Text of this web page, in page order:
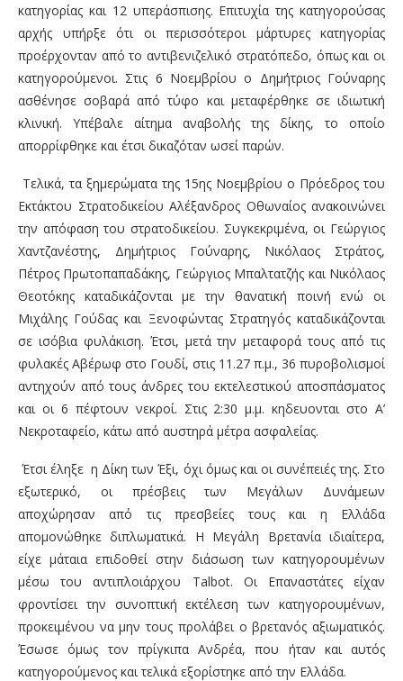
κατηγορίας και 12 υπεράσπισης. Επιτυχία της κατηγορούσας
αρχής υπήρξε ότι οι περισσότεροι μάρτυρες κατηγορίας
προέρχονταν από το αντιβενιζελικό στρατόπεδο, όπως και οι
κατηγορούμενοι. Στις 6 Νοεμβρίου ο Δημήτριος Γούναρης
ασθένησε σοβαρά από τύφο και μεταφέρθηκε σε ιδιωτική
κλινική. Υπέβαλε αίτημα αναβολής της δίκης, το οποίο
απορρίφθηκε και έτσι δικαζόταν ωσεί παρών.
Τελικά, τα ξημερώματα της 15ης Νοεμβρίου ο Πρόεδρος του
Εκτάκτου Στρατοδικείου Αλέξανδρος Οθωναίος ανακοινώνει
την απόφαση του στρατοδικείου. Συγκεκριμένα, οι Γεώργιος
Χαντζανέστης, Δημήτριος Γούναρης, Νικόλαος Στράτος,
Πέτρος Πρωτοπαπαδάκης, Γεώργιος Μπαλτατζής και Νικόλαος
Θεοτόκης καταδικάζονται με την θανατική ποινή ενώ οι
Μιχάλης Γούδας και Ξενοφώντας Στρατηγός καταδικάζονται
σε ισόβια φυλάκιση. Έτσι, μετά την μεταφορά τους από τις
φυλακές Αβέρωφ στο Γουδί, στις 11.27 π.μ., 36 πυροβολισμοί
αντηχούν από τους άνδρες του εκτελεστικού αποσπάσματος
και οι 6 πέφτουν νεκροί. Στις 2:30 μ.μ. κηδευονται στο Α’
Νεκροταφείο, κάτω από αυστηρά μέτρα ασφαλείας.
Έτσι έληξε η Δίκη των Έξι, όχι όμως και οι συνέπειές της. Στο
εξωτερικό, οι πρέσβεις των Μεγάλων Δυνάμεων
αποχώρησαν από τις πρεσβείες τους και η Ελλάδα
απομονώθηκε διπλωματικά. Η Μεγάλη Βρετανία ιδιαίτερα,
είχε μάταια επιδοθεί στην διάσωση των κατηγορουμένων
μέσω του αντιπλοιάρχου Talbot. Οι Επαναστάτες είχαν
φροντίσει την συνοπτική εκτέλεση των κατηγορουμένων,
προκειμένου να μην τους προλάβει ο βρετανός αξιωματικός.
Έσωσε όμως τον πρίγκιπα Ανδρέα, που ήταν και αυτός
κατηγορούμενος και τελικά εξορίστηκε από την Ελλάδα.